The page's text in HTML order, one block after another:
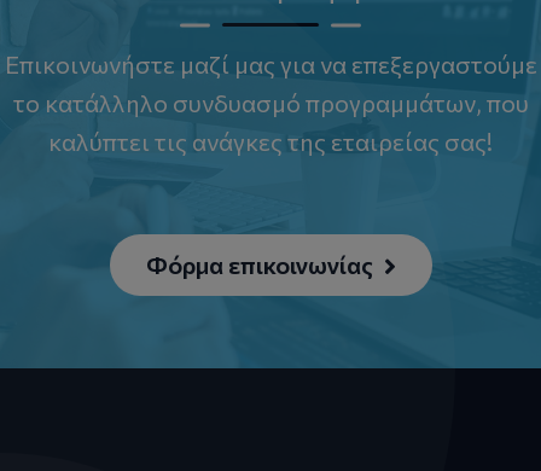
Επικοινωνήστε μαζί μας για να επεξεργαστούμε
το κατάλληλο συνδυασμό προγραμμάτων, που
καλύπτει τις ανάγκες της εταιρείας σας!
Φόρμα επικοινωνίας